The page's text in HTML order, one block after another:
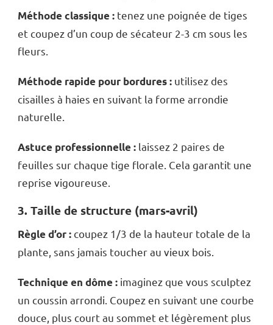
Méthode classique : tenez une poignée de tiges
et coupez d’un coup de sécateur 2-3 cm sous les
fleurs.
Méthode rapide pour bordures : utilisez des
cisailles à haies en suivant la forme arrondie
naturelle.
Astuce professionnelle : laissez 2 paires de
feuilles sur chaque tige florale. Cela garantit une
reprise vigoureuse.
3. Taille de structure (mars-avril)
Règle d’or :coupez 1/3 de la hauteur totale de la
plante, sans jamais toucher au vieux bois.
Technique en dôme : imaginez que vous sculptez
un coussin arrondi. Coupez en suivant une courbe
douce, plus court au sommet et légèrement plus